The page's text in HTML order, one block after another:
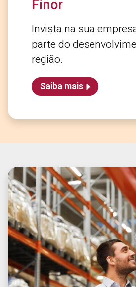
Finor
Invista na sua
parte do
região.
Saiba mais